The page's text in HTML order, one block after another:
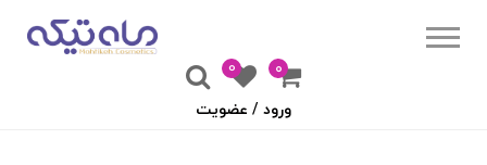
۰
0
ورود / عضویت